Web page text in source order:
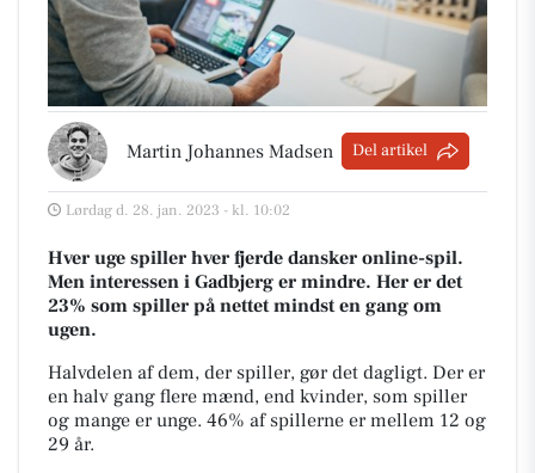
Martin Johannes Madsen Del artikel
Lørdag d. 28. jan. 2023 - kl. 10:02
Hver uge spiller hver fjerde dansker online-spil.
Men interessen i Gadbjerg er mindre. Her er det
23% som spiller på nettet mindst en gang om
ugen.
Halvdelen af dem, der spiller, gør det dagligt. Der er
en halv gang flere mænd, end kvinder, som spiller
og mange er unge. 46% af spillerne er mellem 12 og
29 år.